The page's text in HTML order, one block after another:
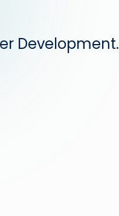
Development.